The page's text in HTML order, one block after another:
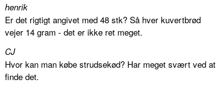
henrik
Er det rigtigt angivet med 48 stk? Så hver kuvertbrød
vejer 14 gram - det er ikke ret meget.
CJ
Hvor kan man købe strudsekød? Har meget svært ved at
finde det.